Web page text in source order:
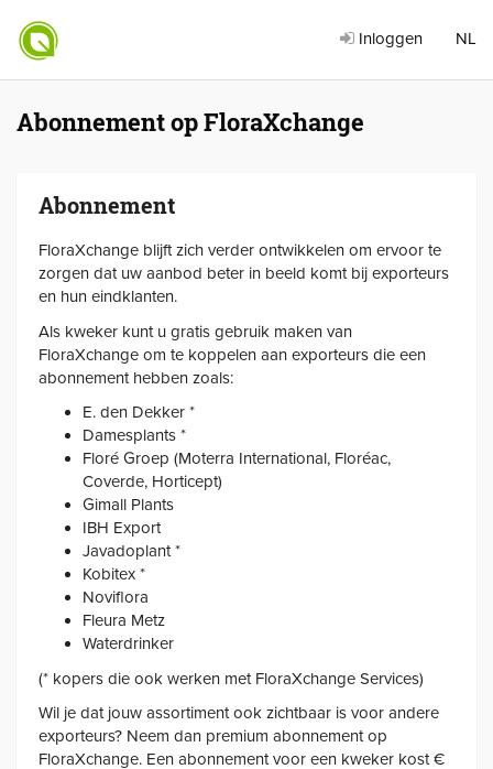
Inloggen NL
Abonnement op FloraXchange
Abonnement
FloraXchange blijft zich verder ontwikkelen om ervoor te
zorgen dat uw aanbod beter in beeld komt bij exporteurs
en hun eindklanten.
Als kweker kunt u gratis gebruik maken van
FloraXchange om te koppelen aan exporteurs die een
abonnement hebben zoals:
E. den Dekker *
Damesplants *
Floré Groep (Moterra International, Floréac,
Coverde, Horticept)
Gimall Plants
IBH Export
Javadoplant *
Kobitex *
Noviflora
Fleura Metz
Waterdrinker
(* kopers die ook werken met FloraXchange Services)
Wil je dat jouw assortiment ook zichtbaar is voor andere
exporteurs? Neem dan premium abonnement op
FloraXchange. Een abonnement voor een kweker kost €